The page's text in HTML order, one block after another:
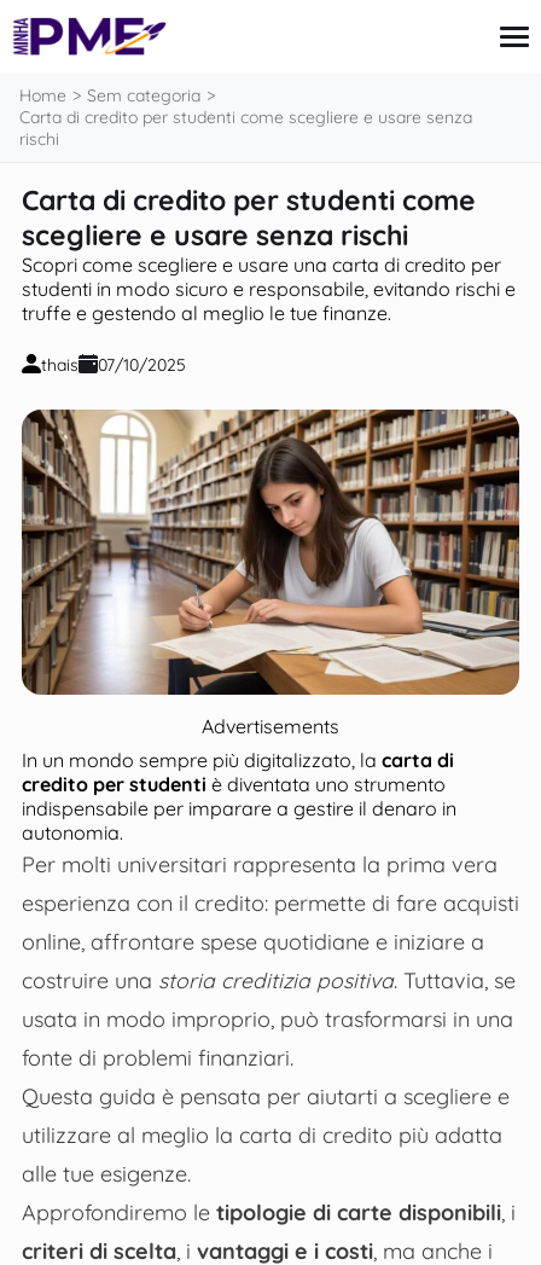
contenuto
Finanze
Mutui
Imposte e Tasse
Notizie
Home
Sem categoria
Carta di credito per studenti come scegliere e usare senza
rischi
Carta di credito per studenti come
scegliere e usare senza rischi
Scopri come scegliere e usare una carta di credito per
studenti in modo sicuro e responsabile, evitando rischi e
truffe e gestendo al meglio le tue finanze.
thais 07/10/2025
Advertisements
In un mondo sempre più digitalizzato, la carta di
credito per studenti è diventata uno strumento
indispensabile per imparare a gestire il denaro in
autonomia.
Per molti universitari rappresenta la prima vera
esperienza con il credito: permette di fare acquisti
online, affrontare spese quotidiane e iniziare a
costruire una storia creditizia positiva. Tuttavia, se
usata in modo improprio, può trasformarsi in una
fonte di problemi finanziari.
Questa guida è pensata per aiutarti a scegliere e
utilizzare al meglio la carta di credito più adatta
alle tue esigenze.
Approfondiremo le tipologie di carte disponibili, i
criteri di scelta, i vantaggi e i costi, ma anche i